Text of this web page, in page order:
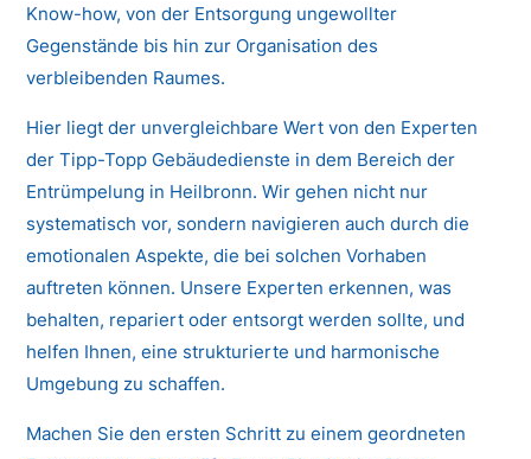
Know-how, von der Entsorgung ungewollter
Gegenstände bis hin zur Organisation des
verbleibenden Raumes.
Hier liegt der unvergleichbare Wert von den Experten
der Tipp-Topp Gebäudedienste in dem Bereich der
Entrümpelung in Heilbronn. Wir gehen nicht nur
systematisch vor, sondern navigieren auch durch die
emotionalen Aspekte, die bei solchen Vorhaben
auftreten können. Unsere Experten erkennen, was
behalten, repariert oder entsorgt werden sollte, und
helfen Ihnen, eine strukturierte und harmonische
Umgebung zu schaffen.
Machen Sie den ersten Schritt zu einem geordneten